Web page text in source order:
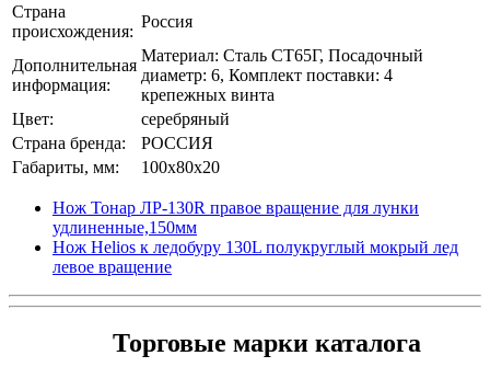
Страна
происхождения:
Россия
Дополнительная
информация:
Материал: Сталь СТ65Г, Посадочный
диаметр: 6, Комплект поставки: 4
крепежных винта
Цвет:
серебряный
Страна бренда:
РОССИЯ
Габариты, мм:
100x80x20
Нож Тонар ЛР-130R правое вращение для лунки
удлиненные,150мм
Нож Helios к ледобуру 130L полукруглый мокрый лед
левое вращение
Торговые марки каталога